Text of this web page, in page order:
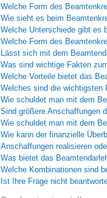
Welche Form des
Wie sieht es beim
Welche Unterschiede gibt es
Welche Form des
Lässt sich mit dem
Was sind wichtige Fakten
Welche Vorteile bietet das
Welches sind die wichtigsten
Wie schuldet man mit dem
Sind größere Anschaffungen
Wie schuldet man mit dem
Wie kann der finanzielle
Anschaffungen realisieren
Was bietet das
Welche Kombinationen sind
Ist Ihre Frage nicht